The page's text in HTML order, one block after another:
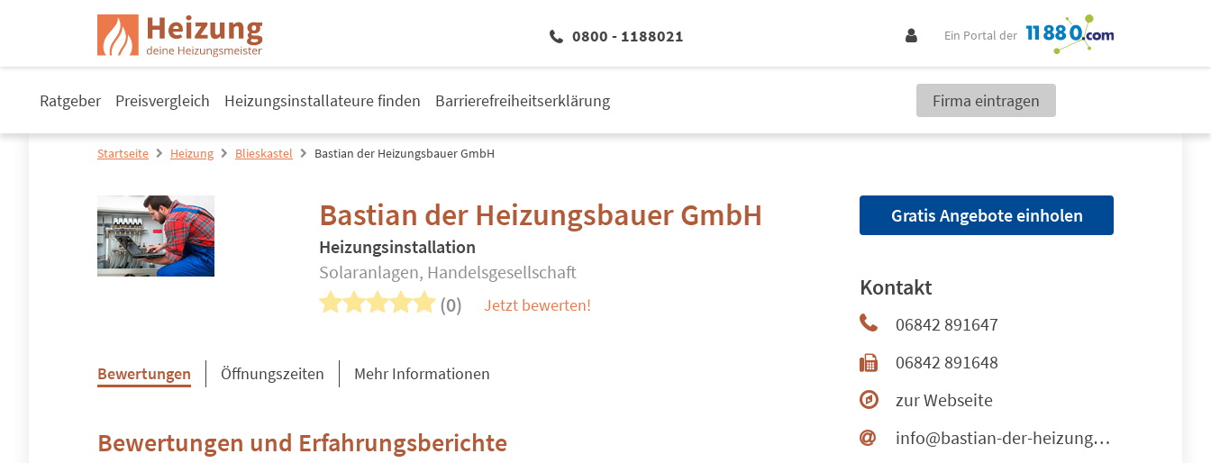
0800 - 1188021 Ein Portal der
Ratgeber Preisvergleich Heizungsinstallateure finden Barrierefreiheitserklärung Firma eintragen
Startseite Heizung Blieskastel Bastian der Heizungsbauer GmbH
Bastian der Heizungsbauer GmbH
Heizungsinstallation
Solaranlagen, Handelsgesellschaft
(0) Jetzt bewerten!
Bewertungen Öffnungszeiten Mehr Informationen
Bewertungen und Erfahrungsberichte
Gratis Angebote einholen
Kontakt
06842 891647
06842 891648
zur Webseite
info@bastian-der-heizungsbauer.de